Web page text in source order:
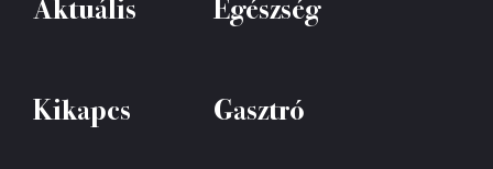
Kikapcs Gasztró